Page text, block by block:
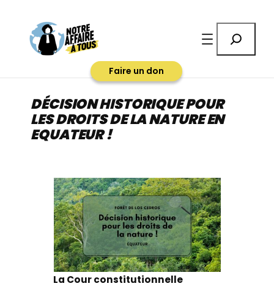
contenu
Faire un don
DÉCISION HISTORIQUE POUR
LES DROITS DE LA NATURE EN
EQUATEUR !
La Cour constitutionnelle